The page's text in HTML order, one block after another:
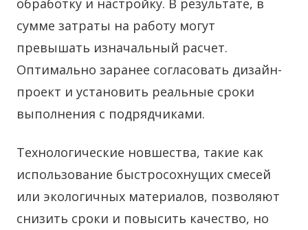
обработку и настройку. В результате, в
сумме затраты на работу могут
превышать изначальный расчет.
Оптимально заранее согласовать дизайн-
проект и установить реальные сроки
выполнения с подрядчиками.
Технологические новшества, такие как
использование быстросохнущих смесей
или экологичных материалов, позволяют
снизить сроки и повысить качество, но